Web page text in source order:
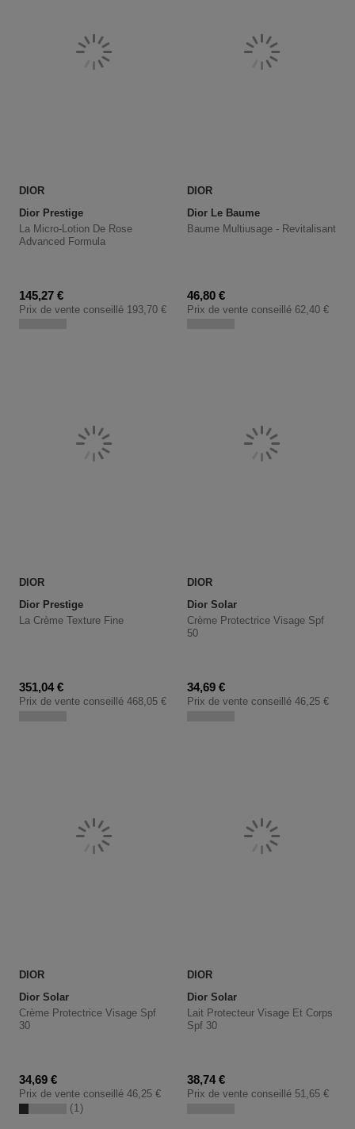
DIOR
Dior Prestige
La Micro-Lotion De Rose
Advanced Formula
Prix promotionnel
145,27 €
Prix de vente conseillé 193,70 €
DIOR
Dior Le Baume
Baume Multiusage - Revitalisant
Prix promotionnel
46,80 €
Prix de vente conseillé 62,40 €
DIOR
Dior Prestige
La Crème Texture Fine
Prix promotionnel
351,04 €
Prix de vente conseillé 468,05 €
DIOR
Dior Solar
Crème Protectrice Visage Spf
50
Prix promotionnel
34,69 €
Prix de vente conseillé 46,25 €
DIOR
Dior Solar
Crème Protectrice Visage Spf
30
Prix promotionnel
34,69 €
Prix de vente conseillé 46,25 €
1
DIOR
Dior Solar
Lait Protecteur Visage Et Corps
Spf 30
Prix promotionnel
38,74 €
Prix de vente conseillé 51,65 €